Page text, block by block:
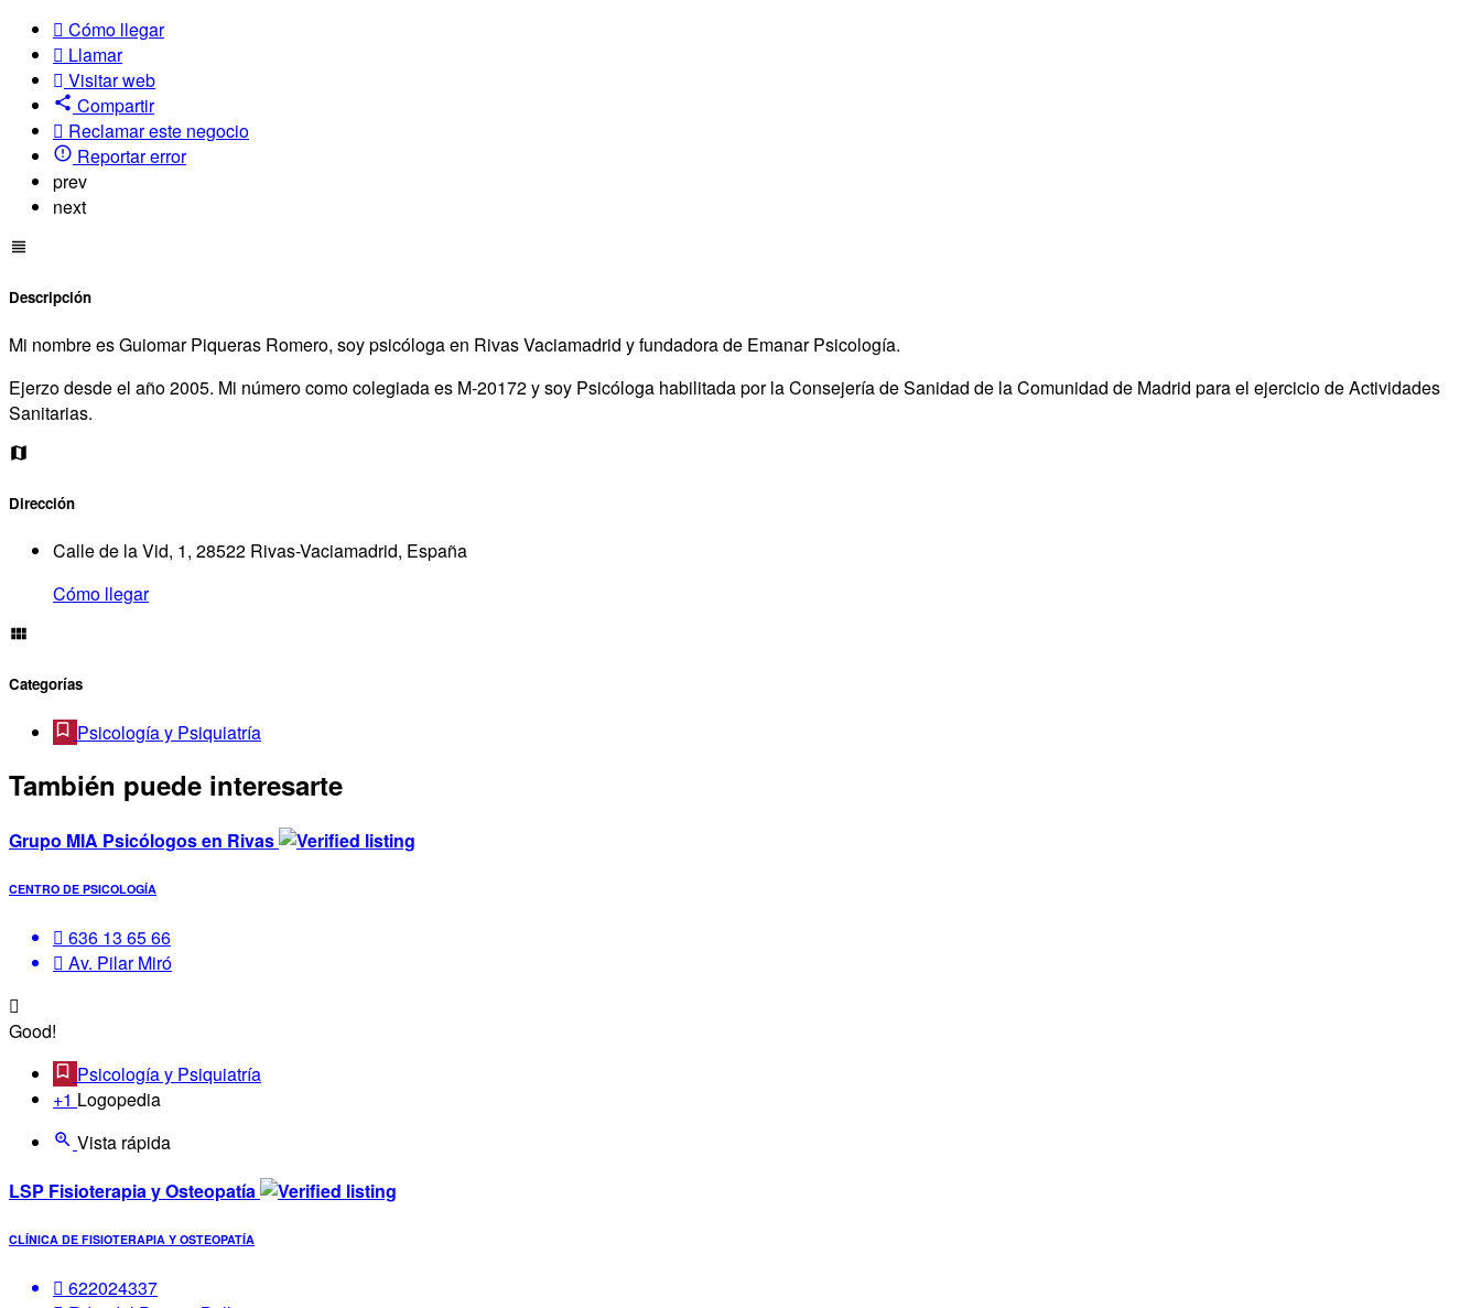
Cómo llegar
Llamar
Visitar web
Compartir
Reclamar este negocio
Reportar error
prev
next
Descripción
Mi nombre es Guiomar Piqueras Romero, soy psicóloga en Rivas Vaciamadrid y fundadora de Emanar Psicología.
Ejerzo desde el año 2005. Mi número como colegiada es M-20172 y soy Psicóloga habilitada por la Consejería de Sanidad de la Comunidad de Madrid para el ejercicio de Actividades
Sanitarias.
Dirección
Calle de la Vid, 1, 28522 Rivas-Vaciamadrid, España
Cómo llegar
Categorías
Psicología y Psiquiatría
También puede interesarte
Grupo MIA Psicólogos en Rivas
CENTRO DE PSICOLOGÍA
636 13 65 66
Av. Pilar Miró
Good!
Psicología y Psiquiatría
+1 Logopedia
Vista rápida
LSP Fisioterapia y Osteopatía
CLÍNICA DE FISIOTERAPIA Y OSTEOPATÍA
622024337